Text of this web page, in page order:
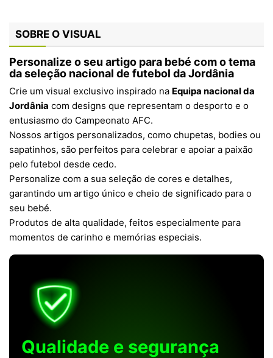
SOBRE O VISUAL
Personalize o seu artigo para bebé com o tema
daseleção nacional de futebol da Jordânia
Crie um visual exclusivo inspirado na Equipa nacional da
Jordânia com designs que representam o desporto e o
entusiasmo do Campeonato AFC.
Nossos artigos personalizados, como chupetas, bodies ou
sapatinhos, são perfeitos para celebrar e apoiar a paixão
pelo futebol desde cedo.
Personalize com a sua seleção de cores e detalhes,
garantindo um artigo único e cheio de significado para o
seu bebé.
Produtos de alta qualidade, feitos especialmente para
momentos de carinho e memórias especiais.
Qualidade e segurança